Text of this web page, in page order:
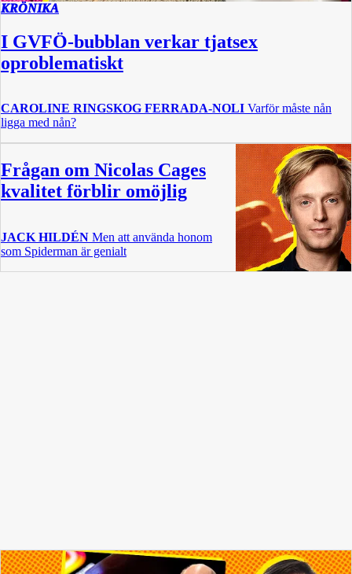
KRÖNIKA
I GVFÖ-bubblan verkar tjatsex
oproblematiskt
CAROLINE RINGSKOG FERRADA-NOLI Varför måste nån
ligga med nån?
Frågan om Nicolas Cages
kvalitet förblir omöjlig
JACK HILDÉN Men att använda honom
som Spiderman är genialt